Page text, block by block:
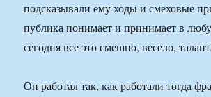
подсказывали ему ходы и смеховые
публика понимает и принимает в
сегодня все это смешно, весело,
Он работал так, как работали тогда